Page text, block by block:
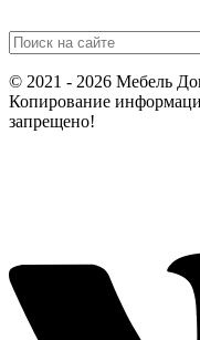
© 2021 - 2026 Мебель
Копирование
запрещено!